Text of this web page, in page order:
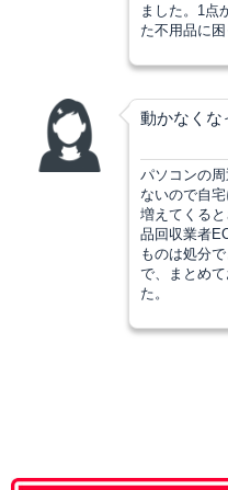
ました。1点
た不用品に
動かなくな
パソコンの
ないので自
増えてくる
品回収業者
ものは処分
で、まとめ
た。